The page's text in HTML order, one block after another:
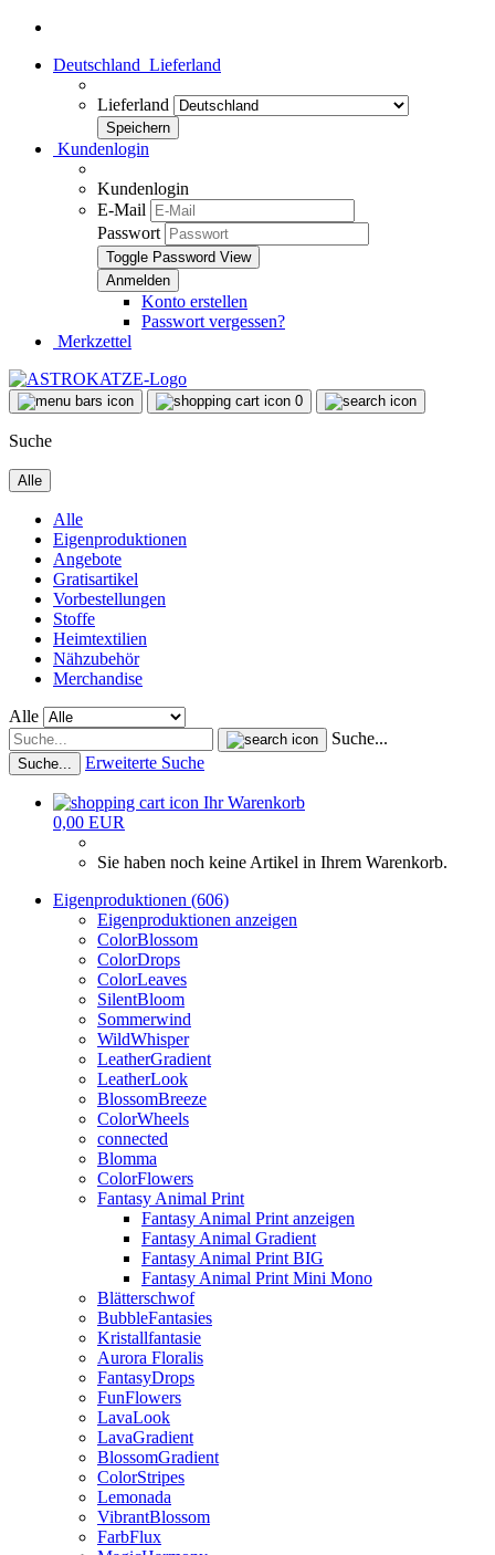
Deutschland Lieferland
Lieferland
Kundenlogin
Kundenlogin
E-Mail
Passwort
Toggle Password View
Konto erstellen
Passwort vergessen?
Merkzettel
0
Suche
Alle
Alle
Eigenproduktionen
Angebote
Gratisartikel
Vorbestellungen
Stoffe
Heimtextilien
Nähzubehör
Merchandise
Alle
Suche...
Suche... Erweiterte Suche
Ihr Warenkorb
0,00 EUR
Sie haben noch keine Artikel in Ihrem Warenkorb.
Eigenproduktionen (606)
Eigenproduktionen anzeigen
ColorBlossom
ColorDrops
ColorLeaves
SilentBloom
Sommerwind
WildWhisper
LeatherGradient
LeatherLook
BlossomBreeze
ColorWheels
connected
Blomma
ColorFlowers
Fantasy Animal Print
Fantasy Animal Print anzeigen
Fantasy Animal Gradient
Fantasy Animal Print BIG
Fantasy Animal Print Mini Mono
Blätterschwof
BubbleFantasies
Kristallfantasie
Aurora Floralis
FantasyDrops
FunFlowers
LavaLook
LavaGradient
BlossomGradient
ColorStripes
Lemonada
VibrantBlossom
FarbFlux